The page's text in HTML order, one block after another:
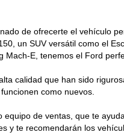
de ofrecerte el vehículo
un SUV versátil como el
E, tenemos el Ford
calidad que han sido
como nuevos.
de ventas, que te
y te recomendarán los